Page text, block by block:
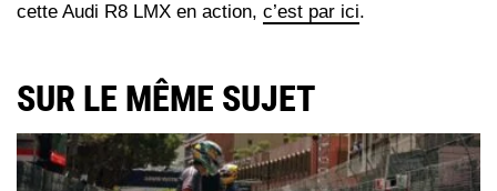
cette Audi R8 LMX en action, c’est par ici.
SUR LE MÊME SUJET